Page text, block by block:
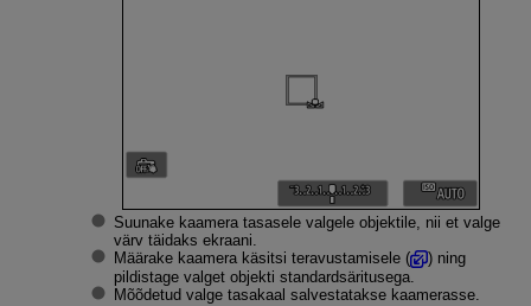
Suunake kaamera tasasele valgele objektile, nii et valge
värv täidaks ekraani.
Määrake kaamera käsitsi teravustamisele (
) ning
pildistage valget objekti standardsäritusega.
Mõõdetud valge tasakaal salvestatakse kaamerasse.